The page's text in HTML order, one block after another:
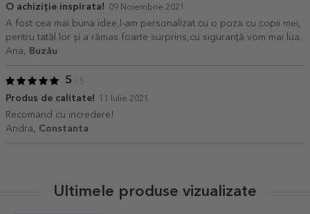
O achiziție inspirata! 09 Noiembrie 2021
A fost cea mai buna idee,l-am personalizat cu o poza cu copii mei,
pentru tatăl lor și a rămas foarte surprins,cu siguranță vom mai lua.
Ana,
Buzău
5 / 5
Produs de calitate! 11 Iulie 2021
Recomand cu incredere!
Andra, Constanta
Ultimele produse vizualizate